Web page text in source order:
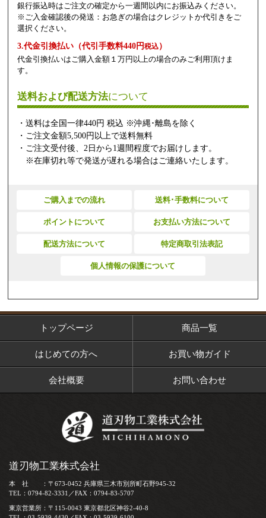
銀行振込時はご注文の確定から一週間以内にお振込みください。
※ご入金確認後の発送：お急ぎの場合はクレジットか代引きをご
選択ください。
3.代金引換払い（代引手数料440円税込）
代金引換払いはご購入金額１万円以上の場合のみご利用頂けま
す。
送料および配送方法について
・送料は全国一律440円 税込 ※沖縄･離島を除く
・ご注文金額5,500円以上で送料無料
・ご注文受付後、2日から1週間程度でお届けします。
※在庫切れ等で発送が遅れる場合はご連絡いたします。
ご購入までの流れ 送料･手数料について
ポイントについて お支払い方法について
配送方法について 特定商取引法表記
個人情報の保護について
トップページ 商品一覧
はじめての方へ お買い物ガイド
会社概要 お問い合わせ
道刃物工業株式会社
本 社 ：〒673-0452 兵庫県三木市別所町石野945-32
TEL：0794-82-3331／FAX：0794-83-5707
東京営業所：〒115-0043 東京都北区神谷2-40-8